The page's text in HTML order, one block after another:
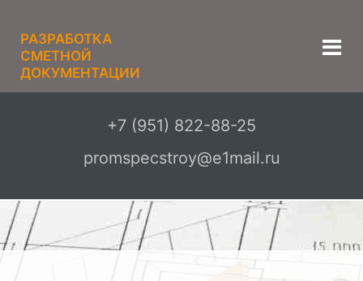
РАЗРАБОТКА
СМЕТНОЙ
ДОКУМЕНТАЦИИ
+7 (951) 822-88-25
promspecstroy@e1mail.ru